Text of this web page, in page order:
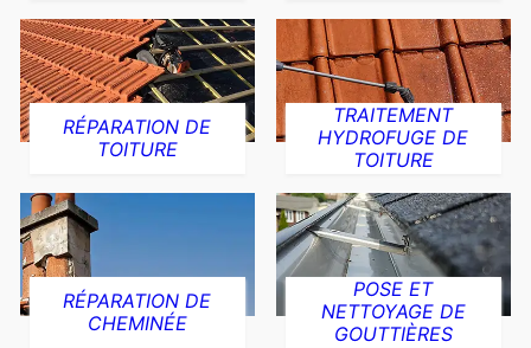
RÉPARATION DE
TOITURE
TRAITEMENT
HYDROFUGE DE
TOITURE
RÉPARATION DE
CHEMINÉE
POSE ET
NETTOYAGE DE
GOUTTIÈRES